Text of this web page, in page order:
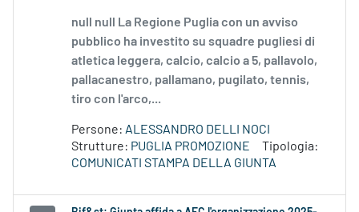
null null La Regione Puglia con un avviso
pubblico ha investito su squadre pugliesi di
atletica leggera, calcio, calcio a 5, pallavolo,
pallacanestro, pallamano, pugilato, tennis,
tiro con l'arco,...
Persone: ALESSANDRO DELLI NOCI
Strutture: PUGLIA PROMOZIONE
Tipologia:
COMUNICATI STAMPA DELLA GIUNTA